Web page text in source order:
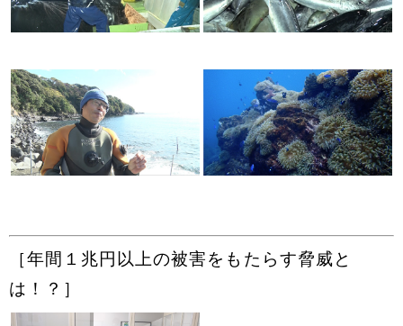
［年間１兆円以上の被害をもたらす脅威と
は！？］